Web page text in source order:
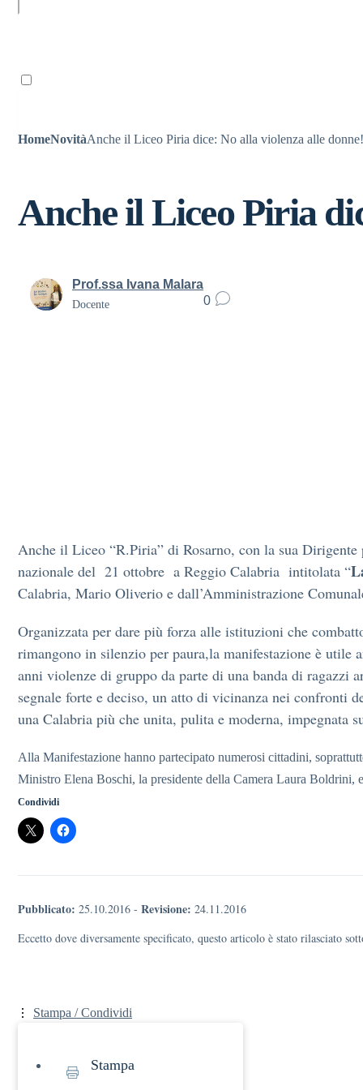
HomeNovitàAnche il Liceo Piria dice: No alla violenza alle donne!
Anche il Liceo Piria
Prof.ssa Ivana Malara
Docente 0
Anche il Liceo “R.Piria” di Rosarno, con la sua
nazionale del 21 ottobre a Reggio Calabria intitolata “
Calabria, Mario Oliverio e dall’Amministrazione
Organizzata per dare più forza alle istituzioni che
rimangono in silenzio per paura,la manifestazione è utile
anni violenze di gruppo da parte di una banda di ragazzi
segnale forte e deciso, un atto di vicinanza nei confronti
una Calabria più che unita, pulita e moderna, impegnata
Alla Manifestazione hanno partecipato numerosi cittadini,
Ministro Elena Boschi, la presidente della Camera Laura Boldrini,
Condividi
Pubblicato: 25.10.2016 - Revisione: 24.11.2016
Eccetto dove diversamente specificato, questo articolo è stato rilasciato
Stampa / Condividi
Stampa